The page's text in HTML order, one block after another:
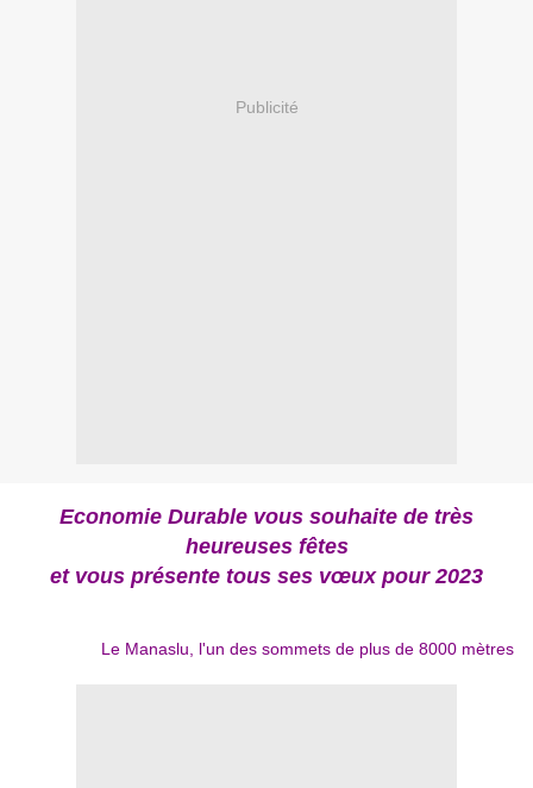
Publicité
Economie Durable vous souhaite de très
heureuses fêtes
et vous présente tous ses vœux pour 2023
Le Manaslu, l'un des sommets de plus de 8000 mètres